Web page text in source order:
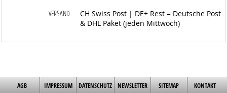
VERSAND
CH Swiss Post | DE+ Rest = Deutsche Post
& DHL Paket (jeden Mittwoch)
AGB IMPRESSUM DATENSCHUTZ NEWSLETTER SITEMAP KONTAKT